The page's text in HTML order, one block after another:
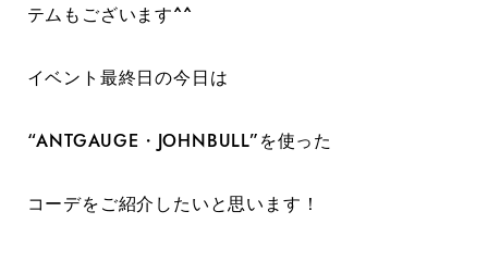
テムもございます^^
イベント最終日の今日は
“ANTGAUGE・JOHNBULL”を使った
コーデをご紹介したいと思います！